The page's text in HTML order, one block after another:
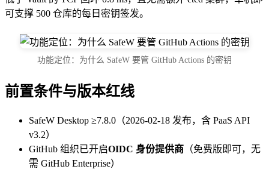
可支撑 500 仓库的每日密钥签发。
功能定位：为什么 SafeW 要管 GitHub Actions 的密钥
前置条件与版本红线
SafeW Desktop ≥7.8.0（2026-02-18 发布，含 PaaS API
v3.2）
GitHub 组织已开启OIDC 身份提供商 （免费版即可，无
需 GitHub Enterprise）